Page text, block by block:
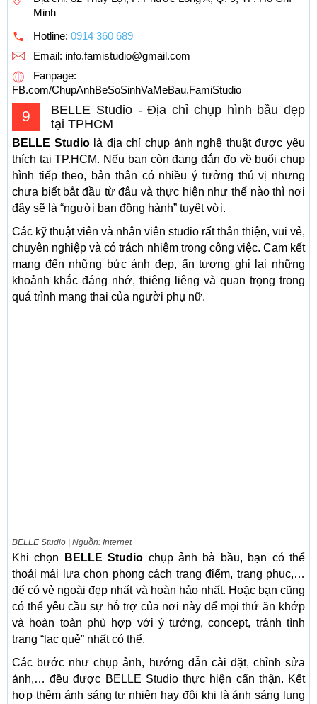
Minh
Hotline: 0914 360 689
Email: info.famistudio@gmail.com
Fanpage:
FB.com/ChupAnhBeSoSinhVaMeBau.FamiStudio
9
BELLE Studio - Địa chỉ chụp hình bầu đẹp
tại TPHCM
BELLE Studiolà địa chỉ chụp ảnh nghệ thuật được yêu
thích tại TP.HCM. Nếu bạn còn đang đắn đo về buổi chụp
hình tiếp theo, bản thân có nhiều ý tưởng thú vị nhưng
chưa biết bắt đầu từ đâu và thực hiện như thế nào thì nơi
đây sẽ là “người bạn đồng hành” tuyệt vời.
Các kỹ thuật viên và nhân viên studio rất thân thiện, vui vẻ,
chuyên nghiệp và có trách nhiệm trong công việc. Cam kết
mang đến những bức ảnh đẹp, ấn tượng ghi lại những
khoảnh khắc đáng nhớ, thiêng liêng và quan trọng trong
quá trình mang thai của người phụ nữ.
BELLE Studio | Nguồn: Internet
Khi chọn BELLE Studio chụp ảnh bà bầu, bạn có thể
thoải mái lựa chọn phong cách trang điểm, trang phục,…
để có vẻ ngoài đẹp nhất và hoàn hảo nhất. Hoặc bạn cũng
có thể yêu cầu sự hỗ trợ của nơi này để mọi thứ ăn khớp
và hoàn toàn phù hợp với ý tưởng, concept, tránh tình
trạng “lạc quẻ” nhất có thể.
Các bước như chụp ảnh, hướng dẫn cài đặt, chỉnh sửa
ảnh,… đều được BELLE Studio thực hiện cẩn thận. Kết
hợp thêm ánh sáng tự nhiên hay đôi khi là ánh sáng lung